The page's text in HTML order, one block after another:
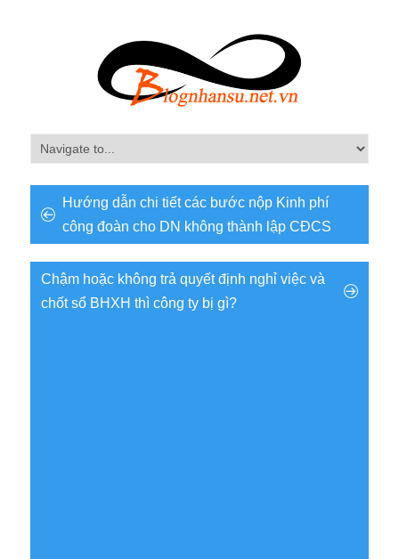
Hướng dẫn chi tiết các bước nộp Kinh phí
công đoàn cho DN không thành lập CĐCS
Chậm hoặc không trả quyết định nghỉ việc và
chốt sổ BHXH thì công ty bị gì?